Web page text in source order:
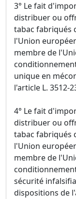
3° Le fait
distribuer ou
tabac fabriqués
l'Union
membre de
unique en
l'article L. 3512-
4° Le fait
distribuer ou
tabac fabriqués
l'Union
membre de
sécurité
dispositions de